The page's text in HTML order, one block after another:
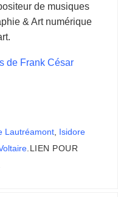
de musiques
& Art numérique
de Frank César
Lautréamont, Isidore
. LIEN POUR